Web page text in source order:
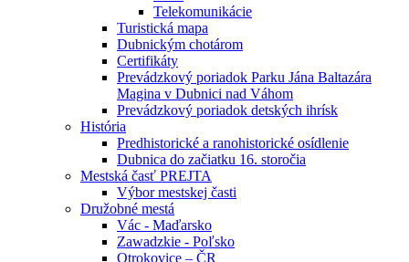
Telekomunikácie
Turistická mapa
Dubnickým chotárom
Certifikáty
Prevádzkový poriadok Parku Jána Baltazára
Magina v Dubnici nad Váhom
Prevádzkový poriadok detských ihrísk
História
Predhistorické a ranohistorické osídlenie
Dubnica do začiatku 16. storočia
Mestská časť PREJTA
Výbor mestskej časti
Družobné mestá
Vác - Maďarsko
Zawadzkie - Poľsko
Otrokovice – ČR